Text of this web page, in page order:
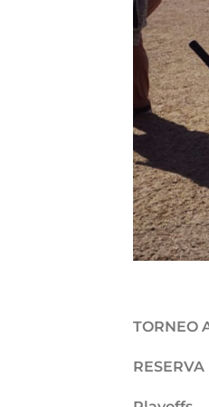
TORNEO
RESERVA